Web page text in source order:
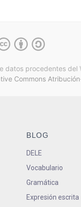
datos procedentes del
Commons
BLOG
DELE
Vocabulario
Gramática
Expresión escrita